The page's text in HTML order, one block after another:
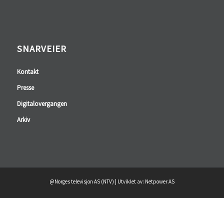
SNARVEIER
Kontakt
Presse
Digitalovergangen
Arkiv
@Norges televisjon AS (NTV) | Utviklet av: Netpower AS